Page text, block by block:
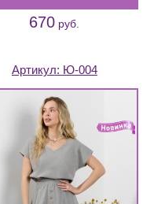
670 руб.
Артикул: Ю-004